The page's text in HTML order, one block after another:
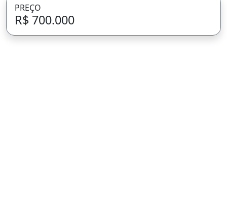
PREÇO
R$ 700.000